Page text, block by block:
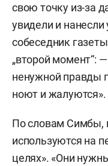
свою точку из-за
увидели и
собеседник
„второй момент“:
ненужной правды
ноют и жалуются».
По словам Симбы,
используются на
целях». «Они